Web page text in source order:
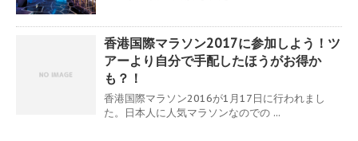
香港国際マラソン2017に参加しよう！ツ
アーより自分で手配したほうがお得か
も？！
香港国際マラソン2016が1月17日に行われまし
た。日本人に人気マラソンなのでの ...